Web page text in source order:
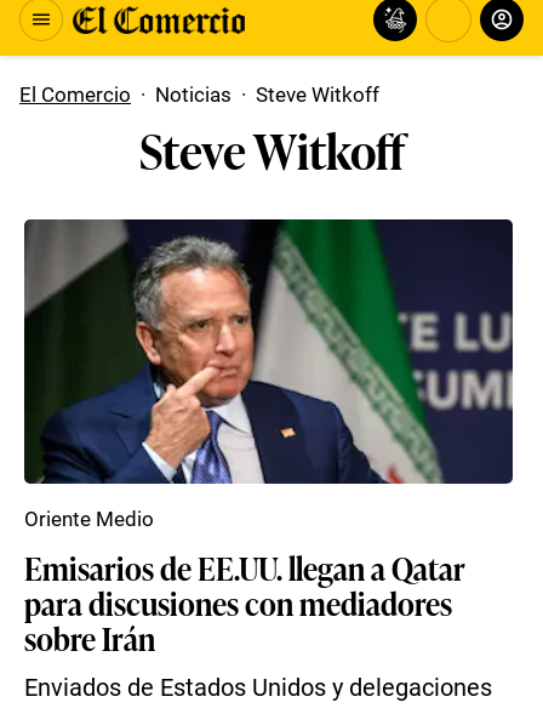
El Comercio · Noticias · Steve Witkoff
Steve Witkoff
Emisarios de EE.UU. llegan a Qatar
para discusiones con mediadores
sobre Irán
Enviados de Estados Unidos y delegaciones
Oriente Medio